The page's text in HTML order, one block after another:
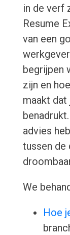
in de verf
Resume
van een
begrijpen
zijn en
maakt dat
advies
tussen de
We
Hoe